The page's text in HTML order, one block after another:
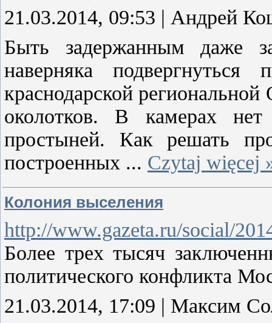
21.03.2014, 09:53 | Андрей
Быть задержанным даже
наверняка
краснодарской
околотков. В камерах
простыней. Как решать
построенных ... Czytaj więcej
Колония выселения
http://www.gazeta.ru/social/
Более трех тысяч
политического конфликта
21.03.2014, 17:09 | Максим